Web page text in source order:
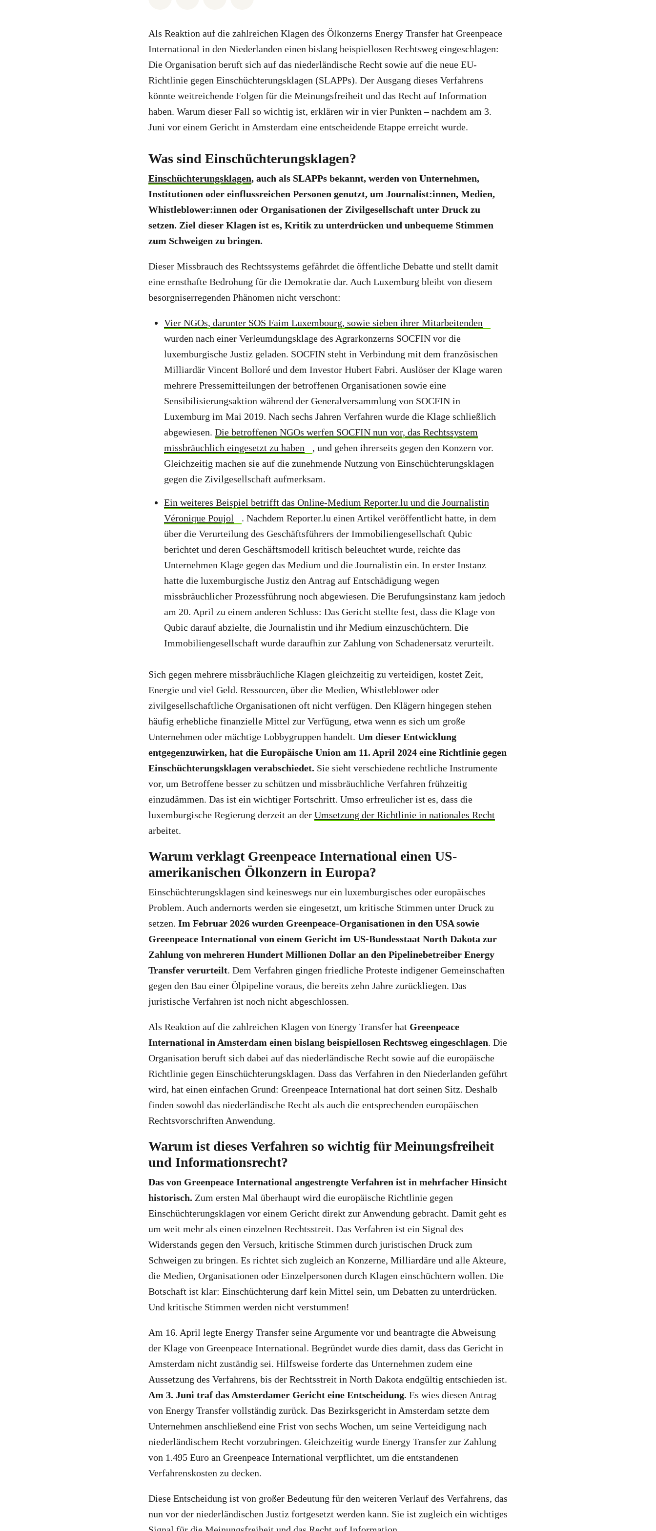
Als Reaktion auf die zahlreichen Klagen des Ölkonzerns Energy Transfer hat Greenpeace
International in den Niederlanden einen bislang beispiellosen Rechtsweg eingeschlagen:
Die Organisation beruft sich auf das niederländische Recht sowie auf die neue EU-
Richtlinie gegen Einschüchterungsklagen (SLAPPs). Der Ausgang dieses Verfahrens
könnte weitreichende Folgen für die Meinungsfreiheit und das Recht auf Information
haben. Warum dieser Fall so wichtig ist, erklären wir in vier Punkten – nachdem am 3.
Juni vor einem Gericht in Amsterdam eine entscheidende Etappe erreicht wurde.
Was sind Einschüchterungsklagen?
Einschüchterungsklagen, auch als SLAPPs bekannt, werden von Unternehmen,
Institutionen oder einflussreichen Personen genutzt, um Journalist:innen, Medien,
Whistleblower:innen oder Organisationen der Zivilgesellschaft unter Druck zu
setzen. Ziel dieser Klagen ist es, Kritik zu unterdrücken und unbequeme Stimmen
zum Schweigen zu bringen.
Dieser Missbrauch des Rechtssystems gefährdet die öffentliche Debatte und stellt damit
eine ernsthafte Bedrohung für die Demokratie dar. Auch Luxemburg bleibt von diesem
besorgniserregenden Phänomen nicht verschont:
Vier NGOs, darunter SOS Faim Luxembourg, sowie sieben ihrer Mitarbeitenden
wurden nach einer Verleumdungsklage des Agrarkonzerns SOCFIN vor die
luxemburgische Justiz geladen. SOCFIN steht in Verbindung mit dem französischen
Milliardär Vincent Bolloré und dem Investor Hubert Fabri. Auslöser der Klage waren
mehrere Pressemitteilungen der betroffenen Organisationen sowie eine
Sensibilisierungsaktion während der Generalversammlung von SOCFIN in
Luxemburg im Mai 2019. Nach sechs Jahren Verfahren wurde die Klage schließlich
abgewiesen. Die betroffenen NGOs werfen SOCFIN nun vor, das Rechtssystem
missbräuchlich eingesetzt zu haben
, und gehen ihrerseits gegen den Konzern vor.
Gleichzeitig machen sie auf die zunehmende Nutzung von Einschüchterungsklagen
gegen die Zivilgesellschaft aufmerksam.
Ein weiteres Beispiel betrifft das Online-Medium Reporter.lu und die Journalistin
Véronique Poujol
. Nachdem Reporter.lu einen Artikel veröffentlicht hatte, in dem
über die Verurteilung des Geschäftsführers der Immobiliengesellschaft Qubic
berichtet und deren Geschäftsmodell kritisch beleuchtet wurde, reichte das
Unternehmen Klage gegen das Medium und die Journalistin ein. In erster Instanz
hatte die luxemburgische Justiz den Antrag auf Entschädigung wegen
missbräuchlicher Prozessführung noch abgewiesen. Die Berufungsinstanz kam jedoch
am 20. April zu einem anderen Schluss: Das Gericht stellte fest, dass die Klage von
Qubic darauf abzielte, die Journalistin und ihr Medium einzuschüchtern. Die
Immobiliengesellschaft wurde daraufhin zur Zahlung von Schadenersatz verurteilt.
Sich gegen mehrere missbräuchliche Klagen gleichzeitig zu verteidigen, kostet Zeit,
Energie und viel Geld. Ressourcen, über die Medien, Whistleblower oder
zivilgesellschaftliche Organisationen oft nicht verfügen. Den Klägern hingegen stehen
häufig erhebliche finanzielle Mittel zur Verfügung, etwa wenn es sich um große
Unternehmen oder mächtige Lobbygruppen handelt. Um dieser Entwicklung
entgegenzuwirken, hat die Europäische Union am 11. April 2024 eine Richtlinie gegen
Einschüchterungsklagen verabschiedet. Sie sieht verschiedene rechtliche Instrumente
vor, um Betroffene besser zu schützen und missbräuchliche Verfahren frühzeitig
einzudämmen. Das ist ein wichtiger Fortschritt. Umso erfreulicher ist es, dass die
luxemburgische Regierung derzeit an der Umsetzung der Richtlinie in nationales Recht
arbeitet.
Warum verklagt Greenpeace International einen US-
amerikanischen Ölkonzern in Europa?
Einschüchterungsklagen sind keineswegs nur ein luxemburgisches oder europäisches
Problem. Auch andernorts werden sie eingesetzt, um kritische Stimmen unter Druck zu
setzen. Im Februar 2026 wurden Greenpeace-Organisationen in den USA sowie
Greenpeace International von einem Gericht im US-Bundesstaat North Dakota zur
Zahlung von mehreren Hundert Millionen Dollar an den Pipelinebetreiber Energy
Transfer verurteilt. Dem Verfahren gingen friedliche Proteste indigener Gemeinschaften
gegen den Bau einer Ölpipeline voraus, die bereits zehn Jahre zurückliegen. Das
juristische Verfahren ist noch nicht abgeschlossen.
Als Reaktion auf die zahlreichen Klagen von Energy Transfer hat Greenpeace
International in Amsterdam einen bislang beispiellosen Rechtsweg eingeschlagen. Die
Organisation beruft sich dabei auf das niederländische Recht sowie auf die europäische
Richtlinie gegen Einschüchterungsklagen. Dass das Verfahren in den Niederlanden geführt
wird, hat einen einfachen Grund: Greenpeace International hat dort seinen Sitz. Deshalb
finden sowohl das niederländische Recht als auch die entsprechenden europäischen
Rechtsvorschriften Anwendung.
Warum ist dieses Verfahren so wichtig für Meinungsfreiheit
und Informationsrecht?
Das von Greenpeace International angestrengte Verfahren ist in mehrfacher Hinsicht
historisch. Zum ersten Mal überhaupt wird die europäische Richtlinie gegen
Einschüchterungsklagen vor einem Gericht direkt zur Anwendung gebracht. Damit geht es
um weit mehr als einen einzelnen Rechtsstreit. Das Verfahren ist ein Signal des
Widerstands gegen den Versuch, kritische Stimmen durch juristischen Druck zum
Schweigen zu bringen. Es richtet sich zugleich an Konzerne, Milliardäre und alle Akteure,
die Medien, Organisationen oder Einzelpersonen durch Klagen einschüchtern wollen. Die
Botschaft ist klar: Einschüchterung darf kein Mittel sein, um Debatten zu unterdrücken.
Und kritische Stimmen werden nicht verstummen!
Am 16. April legte Energy Transfer seine Argumente vor und beantragte die Abweisung
der Klage von Greenpeace International. Begründet wurde dies damit, dass das Gericht in
Amsterdam nicht zuständig sei. Hilfsweise forderte das Unternehmen zudem eine
Aussetzung des Verfahrens, bis der Rechtsstreit in North Dakota endgültig entschieden ist.
Am 3. Juni traf das Amsterdamer Gericht eine Entscheidung. Es wies diesen Antrag
von Energy Transfer vollständig zurück. Das Bezirksgericht in Amsterdam setzte dem
Unternehmen anschließend eine Frist von sechs Wochen, um seine Verteidigung nach
niederländischem Recht vorzubringen. Gleichzeitig wurde Energy Transfer zur Zahlung
von 1.495 Euro an Greenpeace International verpflichtet, um die entstandenen
Verfahrenskosten zu decken.
Diese Entscheidung ist von großer Bedeutung für den weiteren Verlauf des Verfahrens, das
nun vor der niederländischen Justiz fortgesetzt werden kann. Sie ist zugleich ein wichtiges